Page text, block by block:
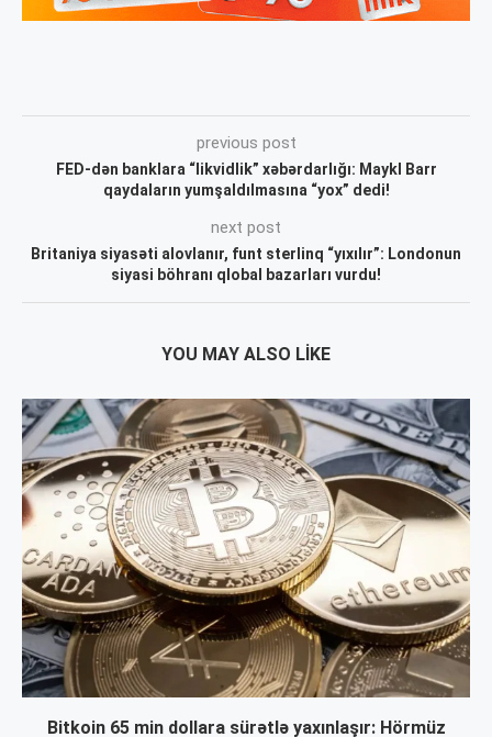
previous post
FED-dən banklara “likvidlik” xəbərdarlığı: Maykl Barr
qaydaların yumşaldılmasına “yox” dedi!
next post
Britaniya siyasəti alovlanır, funt sterlinq “yıxılır”: Londonun
siyasi böhranı qlobal bazarları vurdu!
YOU MAY ALSO LIKE
Bitkoin 65 min dollara sürətlə yaxınlaşır: Hörmüz